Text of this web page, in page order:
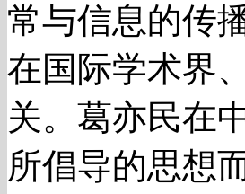
常与信息的传
在国际学术界
关。葛亦民在
所倡导的思想